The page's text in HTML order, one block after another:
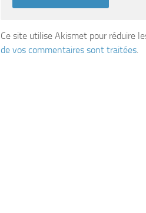
Ce site utilise Akismet pour réduire
de vos commentaires sont traitées